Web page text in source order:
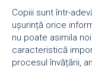
Copiii sunt într-
ușurință orice
nu poate asimila
caracteristică
procesul învățării,